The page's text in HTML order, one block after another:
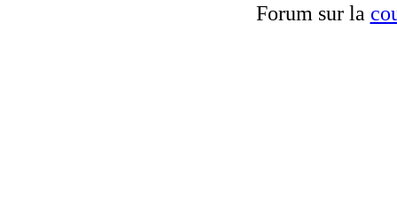
Forum sur la